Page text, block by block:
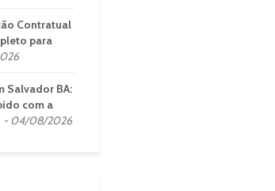
Contratual
para
Salvador BA:
com a
04/08/2026